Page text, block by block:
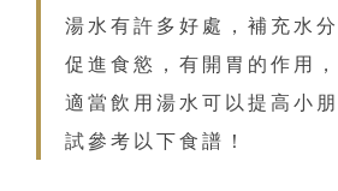
湯水有許多好處，補充水
促進食慾，有開胃的作用
適當飲用湯水可以提高小
試參考以下食譜！